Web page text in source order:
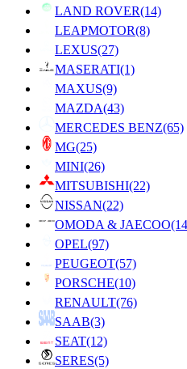
LAND ROVER(14)
LEAPMOTOR(8)
LEXUS(27)
MASERATI(1)
MAXUS(9)
MAZDA(43)
MERCEDES BENZ(65)
MG(25)
MINI(26)
MITSUBISHI(22)
NISSAN(22)
OMODA & JAECOO
OPEL(97)
PEUGEOT(57)
PORSCHE(10)
RENAULT(76)
SAAB(3)
SEAT(12)
SERES(5)